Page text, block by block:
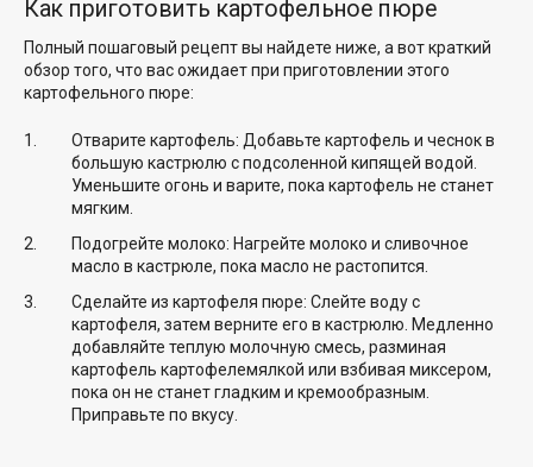
Как приготовить картофельное пюре
Полный пошаговый рецепт вы найдете ниже, а вот краткий
обзор того, что вас ожидает при приготовлении этого
картофельного пюре:
Отварите картофель: Добавьте картофель и чеснок в
большую кастрюлю с подсоленной кипящей водой.
Уменьшите огонь и варите, пока картофель не станет
мягким.
Подогрейте молоко: Нагрейте молоко и сливочное
масло в кастрюле, пока масло не растопится.
Сделайте из картофеля пюре: Слейте воду с
картофеля, затем верните его в кастрюлю. Медленно
добавляйте теплую молочную смесь, разминая
картофель картофелемялкой или взбивая миксером,
пока он не станет гладким и кремообразным.
Приправьте по вкусу.